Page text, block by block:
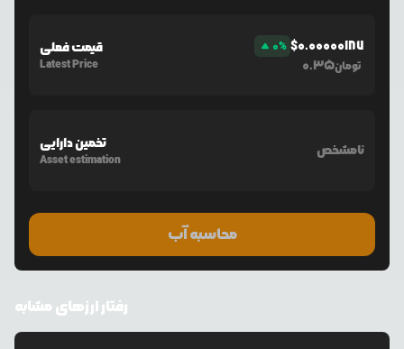
قیمت فعلی
Latest Price
0% $0.00000187
0.35تومان
تخمین دارایی
Asset estimation
نامشخص
محاسبه آب
رفتار ارزهای مشابه